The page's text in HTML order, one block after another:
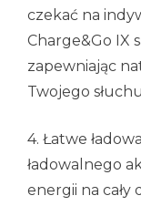
czekać na
Charge&Go IX
zapewniając
Twojego
4. Łatwe
ładowalnego
energii na cały